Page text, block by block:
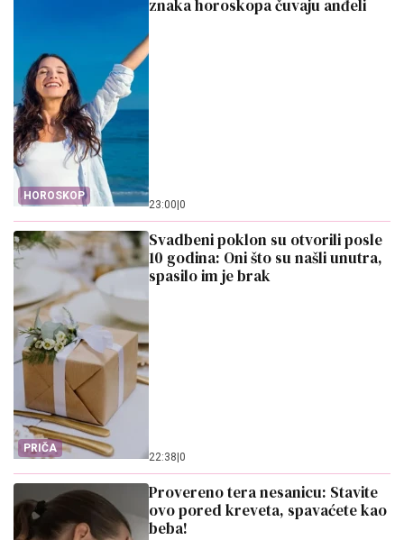
HOROSKOP
znaka horoskopa čuvaju anđeli
23:00|0
PRIČA
Svadbeni poklon su otvorili posle
10 godina: Oni što su našli unutra,
spasilo im je brak
22:38|0
Provereno tera nesanicu: Stavite
ovo pored kreveta, spavaćete kao
beba!